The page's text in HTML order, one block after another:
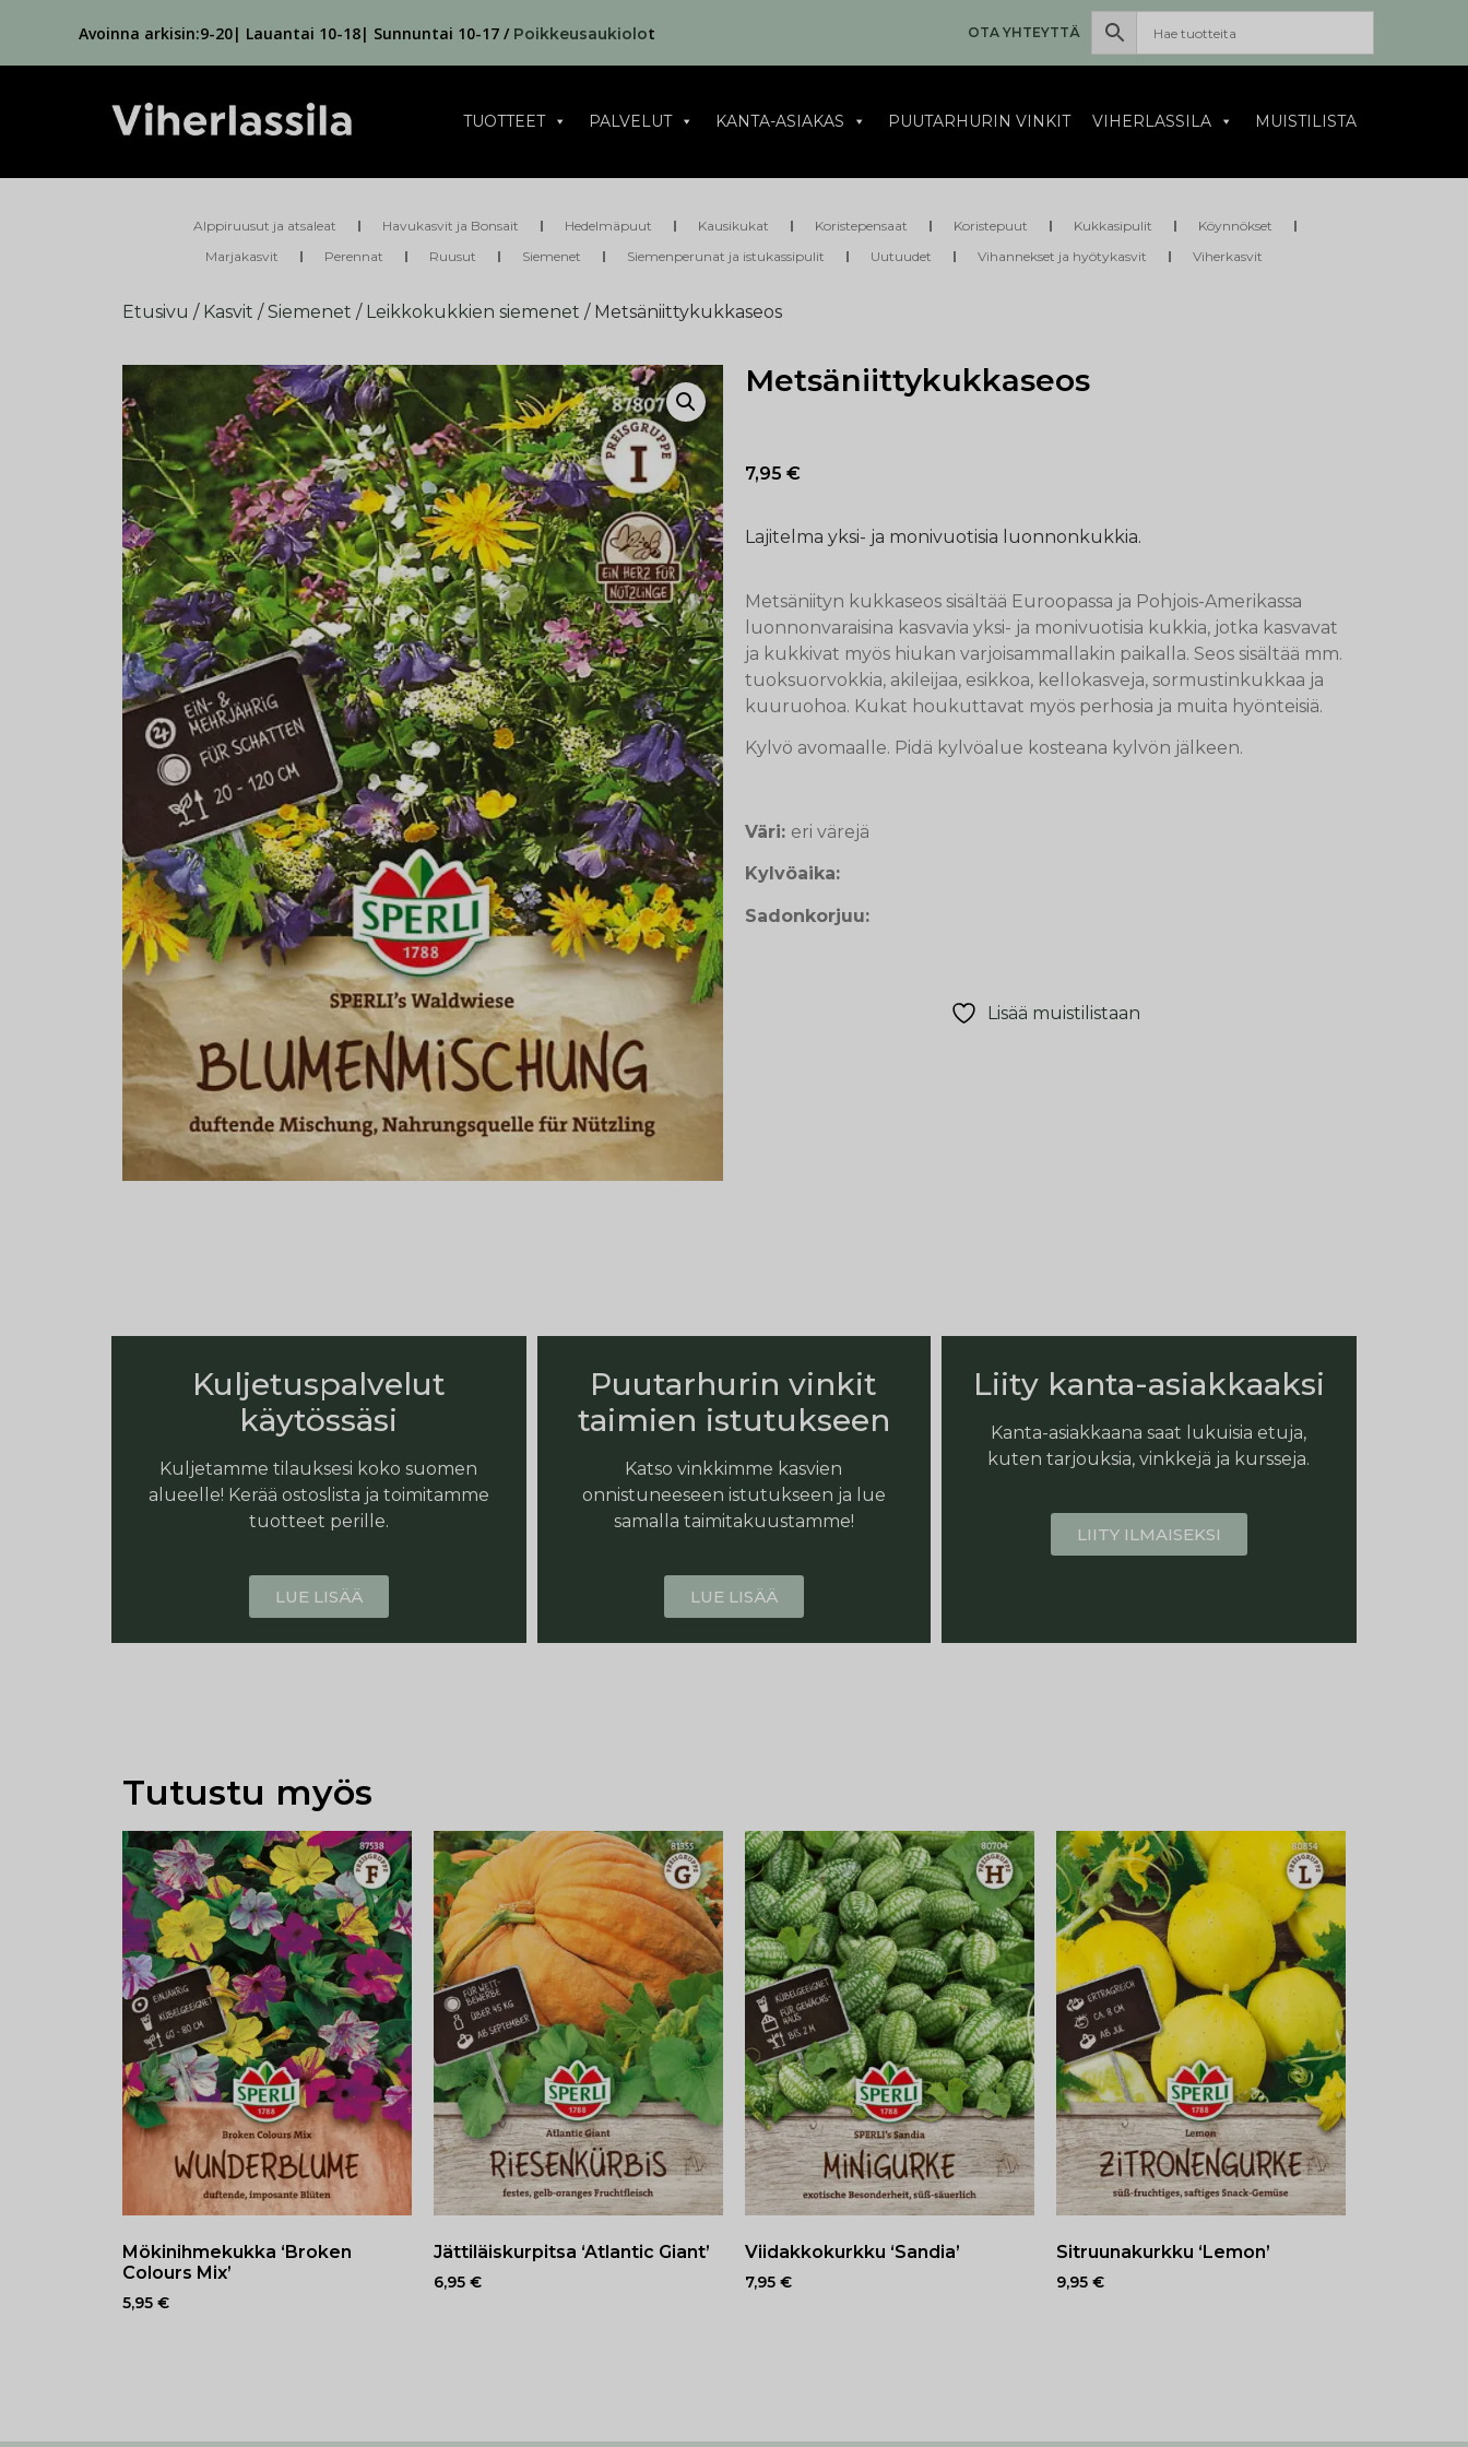
Avoinna arkisin:9-20| Lauantai 10-18| Sunnuntai 10-17 / Poikkeusaukiolot OTA YHTEYTTÄ
TUOTTEET PALVELUT KANTA-ASIAKAS PUUTARHURIN VINKIT VIHERLASSILA MUISTILISTA
Alppiruusut ja atsaleat Havukasvit ja Bonsait Hedelmäpuut Kausikukat Koristepensaat Koristepuut Kukkasipulit
Köynnökset
Marjakasvit
Perennat Ruusut Siemenet Siemenperunat ja istukassipulit Uutuudet Vihannekset ja hyötykasvit Viherkasvit
Etusivu / Kasvit /Siemenet / Leikkokukkien siemenet / Metsäniittykukkaseos
Metsäniittykukkaseos
7,95 €
Lajitelma yksi- ja monivuotisia luonnonkukkia.
Metsäniityn kukkaseos sisältää Euroopassa ja Pohjois-Amerikassa
luonnonvaraisina kasvavia yksi- ja monivuotisia kukkia, jotka kasvavat
ja kukkivat myös hiukan varjoisammallakin paikalla. Seos sisältää mm.
tuoksuorvokkia, akileijaa, esikkoa, kellokasveja, sormustinkukkaa ja
kuuruohoa. Kukat houkuttavat myös perhosia ja muita hyönteisiä.
Kylvö avomaalle. Pidä kylvöalue kosteana kylvön jälkeen.
Väri: eri värejä
Kylvöaika:
Sadonkorjuu:
Lisää muistilistaan
Kuljetuspalvelut
käytössäsi
Kuljetamme tilauksesi koko suomen
alueelle! Kerää ostoslista ja toimitamme
tuotteet perille.
LUE LISÄÄ
Puutarhurin vinkit
taimien istutukseen
Katso vinkkimme kasvien
onnistuneeseen istutukseen ja lue
samalla taimitakuustamme!
LUE LISÄÄ
Liity kanta-asiakkaaksi
Kanta-asiakkaana saat lukuisia etuja,
kuten tarjouksia, vinkkejä ja kursseja.
LIITY ILMAISEKSI
Tutustu myös
Mökinihmekukka ‘Broken
Colours Mix’
5,95 €
Jättiläiskurpitsa ‘Atlantic Giant’
6,95 €
Viidakkokurkku ‘Sandia’
7,95 €
Sitruunakurkku ‘Lemon’
9,95 €